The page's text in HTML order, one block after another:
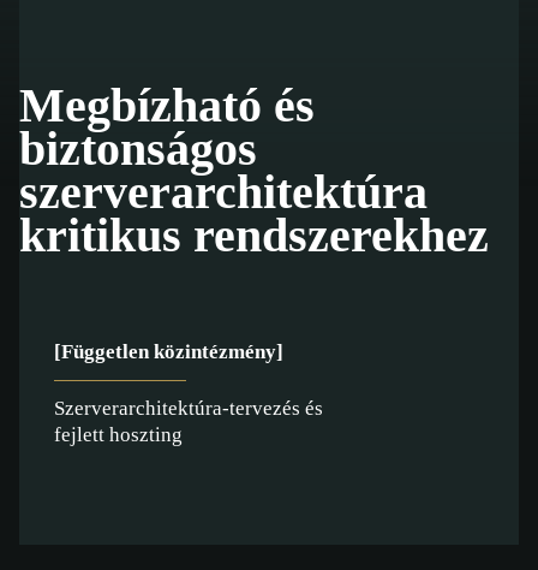
Megbízható és
biztonságos
szerverarchitektúra
kritikus rendszerekhez
[Független közintézmény]
Szerverarchitektúra-tervezés és
fejlett hoszting